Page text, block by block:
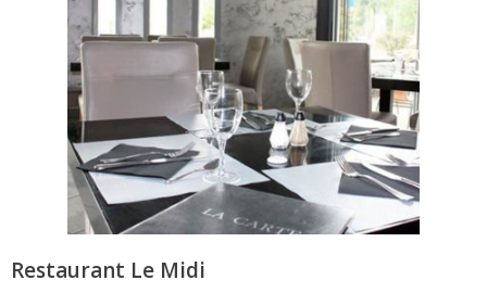
Restaurant Le Midi